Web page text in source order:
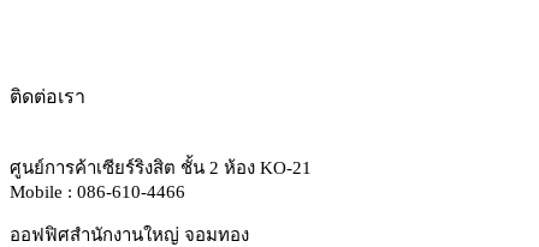
ติดต่อเรา
ศูนย์การค้าเซียร์ริงสิต ชั้น 2 ห้อง KO-21
Mobile : 086-610-4466
ออฟฟิศสำนักงานใหญ่ จอมทอง